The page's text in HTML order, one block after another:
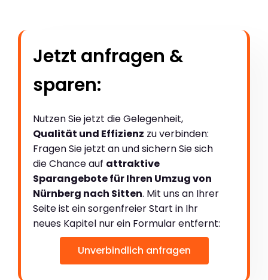
Jetzt anfragen &
sparen:
Nutzen Sie jetzt die Gelegenheit,
Qualität und Effizienz zu verbinden:
Fragen Sie jetzt an und sichern Sie sich
die Chance auf attraktive
Sparangebote für Ihren Umzug von
Nürnberg nach Sitten. Mit uns an Ihrer
Seite ist ein sorgenfreier Start in Ihr
neues Kapitel nur ein Formular entfernt:
Unverbindlich anfragen